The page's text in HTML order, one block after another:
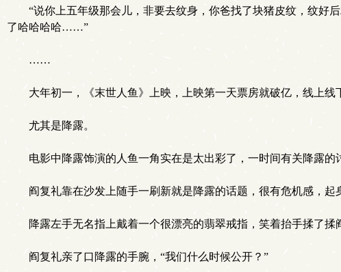
“说你上五年级那会儿，非要去纹身，你爸找了块猪皮纹，纹好
了哈哈哈哈……”
……
大年初一，《末世人鱼》上映，上映第一天票房就破亿，线上
尤其是降露。
电影中降露饰演的人鱼一角实在是太出彩了，一时间有关降露的
阎复礼靠在沙发上随手一刷新就是降露的话题，很有危机感，
降露左手无名指上戴着一个很漂亮的翡翠戒指，笑着抬手揉了
阎复礼亲了口降露的手腕，“我们什么时候公开？”